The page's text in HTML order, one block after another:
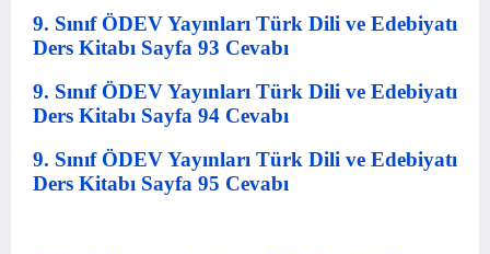
9. Sınıf ÖDEV Yayınları Türk Dili ve Edebiyatı
Ders Kitabı Sayfa 93 Cevabı
9. Sınıf ÖDEV Yayınları Türk Dili ve Edebiyatı
Ders Kitabı Sayfa 94 Cevabı
9. Sınıf ÖDEV Yayınları Türk Dili ve Edebiyatı
Ders Kitabı Sayfa 95 Cevabı